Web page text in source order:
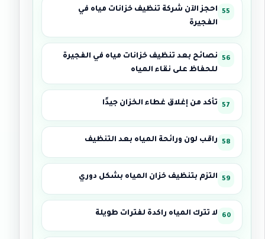
احجز الآن شركة تنظيف خزانات مياه في
الفجيرة
نصائح بعد تنظيف خزانات مياه في الفجيرة
للحفاظ على نقاء المياه
تأكد من إغلاق غطاء الخزان جيدًا
راقب لون ورائحة المياه بعد التنظيف
التزم بتنظيف خزان المياه بشكل دوري
لا تترك المياه راكدة لفترات طويلة